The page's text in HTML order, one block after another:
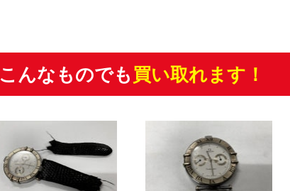
こんなものでも 買い取れます！